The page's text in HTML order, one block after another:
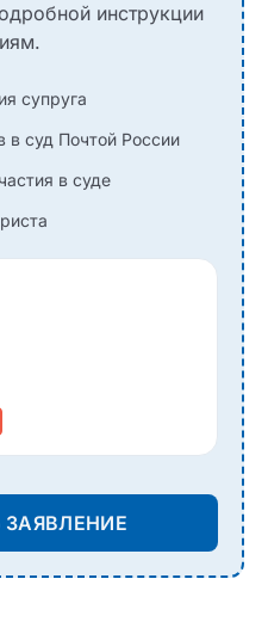
инструкции
супруга
в суд Почтой России
в суде